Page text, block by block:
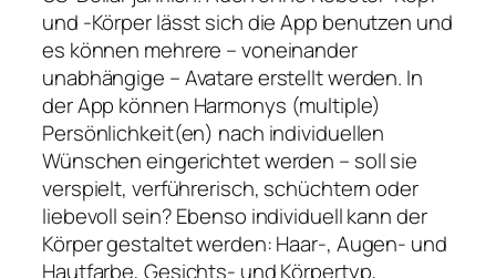
und -Körper lässt sich die App benutzen und
es können mehrere – voneinander
unabhängige – Avatare erstellt werden. In
der App können Harmonys (multiple)
Persönlichkeit(en) nach individuellen
Wünschen eingerichtet werden – soll sie
verspielt, verführerisch, schüchtern oder
liebevoll sein? Ebenso individuell kann der
Körper gestaltet werden: Haar-, Augen- und
Hautfarbe, Gesichts- und Körpertyp,